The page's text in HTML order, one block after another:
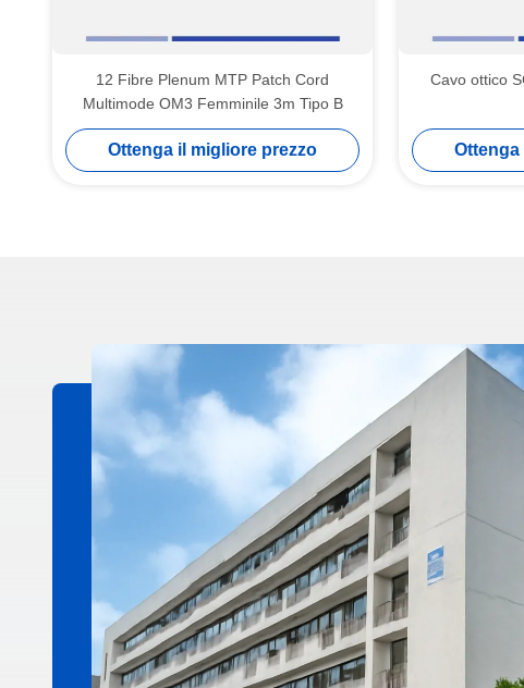
12 Fibre Plenum MTP Patch Cord
Multimode OM3 Femminile 3m Tipo B
Ottenga il migliore prezzo
Cavo ottico